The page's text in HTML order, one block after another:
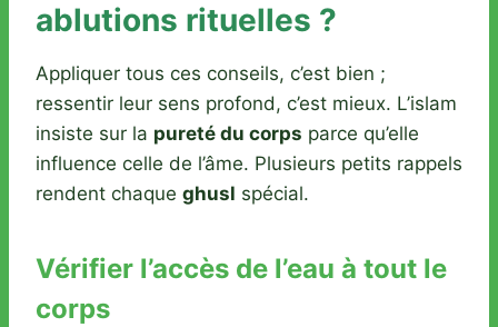
ablutions rituelles ?
Appliquer tous ces conseils, c’est bien ;
ressentir leur sens profond, c’est mieux. L’islam
insiste sur la pureté du corps parce qu’elle
influence celle de l’âme. Plusieurs petits rappels
rendent chaque ghusl spécial.
Vérifier l’accès de l’eau à tout le
corps